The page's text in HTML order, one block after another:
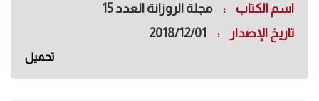
اسم الكتاب
مجلة الروزانة العدد 15
تاريخ الإصدار
2018/12/01
تحميل